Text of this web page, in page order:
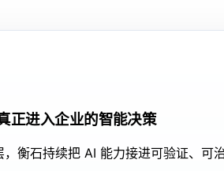
正进入企业的智能决策
衡石持续把 AI 能力接进可验证、可